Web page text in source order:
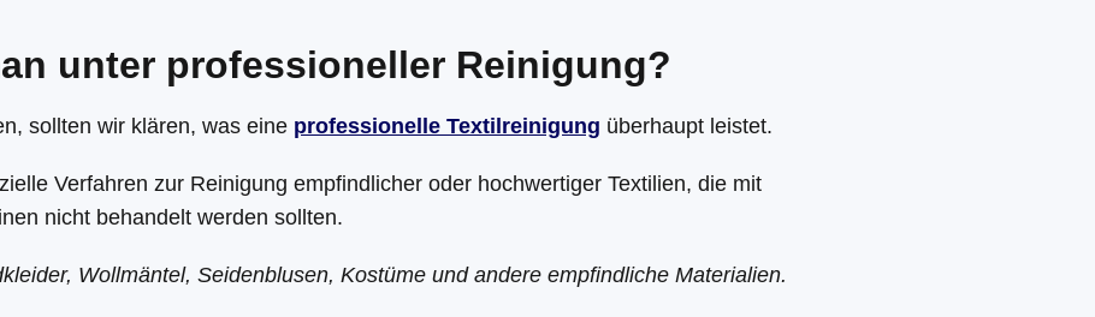
unter professioneller Reinigung?
sollten wir klären, was eine professionelle Textilreinigung überhaupt leistet.
Verfahren zur Reinigung empfindlicher oder hochwertiger Textilien, die mit
nicht behandelt werden sollten.
Wollmäntel, Seidenblusen, Kostüme und andere empfindliche Materialien.